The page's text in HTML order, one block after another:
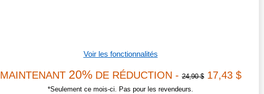
Voir les fonctionnalités
MAINTENANT 20%DE RÉDUCTION -24,90 $17,43 $
*Seulement ce mois-ci. Pas pour les revendeurs.